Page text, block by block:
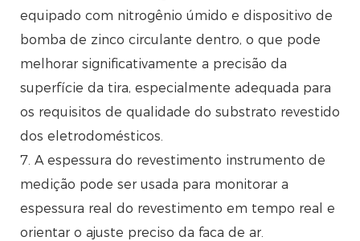
equipado com nitrogênio úmido e dispositivo de
bomba de zinco circulante dentro, o que pode
melhorar significativamente a precisão da
superfície da tira, especialmente adequada para
os requisitos de qualidade do substrato revestido
dos eletrodomésticos.
7. A espessura do revestimento instrumento de
medição pode ser usada para monitorar a
espessura real do revestimento em tempo real e
orientar o ajuste preciso da faca de ar.